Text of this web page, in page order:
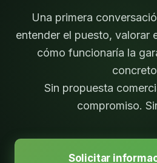
Una primera
entender el puesto, valorar
cómo funcionaría la
Sin propuesta
compromiso.
Solicitar